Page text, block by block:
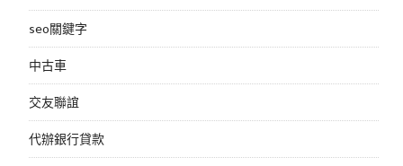
seo關鍵字
中古車
交友聯誼
代辦銀行貸款